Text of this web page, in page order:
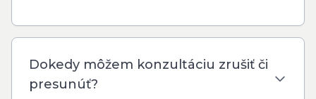
Dokedy môžem konzultáciu zrušiť či
presunúť?